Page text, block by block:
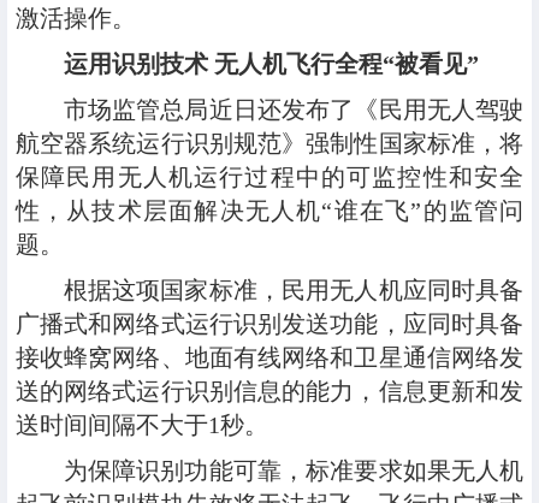
激活操作。
运用识别技术 无人机飞行全程“被看见”
市场监管总局近日还发布了《民用无人驾驶
航空器系统运行识别规范》强制性国家标准，将
保障民用无人机运行过程中的可监控性和安全
性，从技术层面解决无人机“谁在飞”的监管问
题。
根据这项国家标准，民用无人机应同时具备
广播式和网络式运行识别发送功能，应同时具备
接收蜂窝网络、地面有线网络和卫星通信网络发
送的网络式运行识别信息的能力，信息更新和发
送时间间隔不大于1秒。
为保障识别功能可靠，标准要求如果无人机